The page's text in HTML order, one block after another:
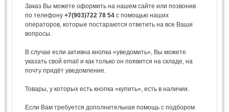
Заказ Вы можете оформить на нашем сайте или позвонив
по телефону +7(903)722 78 54с помощью наших
операторов, которые постараются ответить на все Ваши
вопросы.
В случае если активна кнопка «уведомить», Вы можете
указать свой email и как только он появится на складе, на
почту придёт уведомление.
Товары, у которых есть кнопка «купить», есть в наличии.
Если Вам требуется дополнительная помощь с подбором